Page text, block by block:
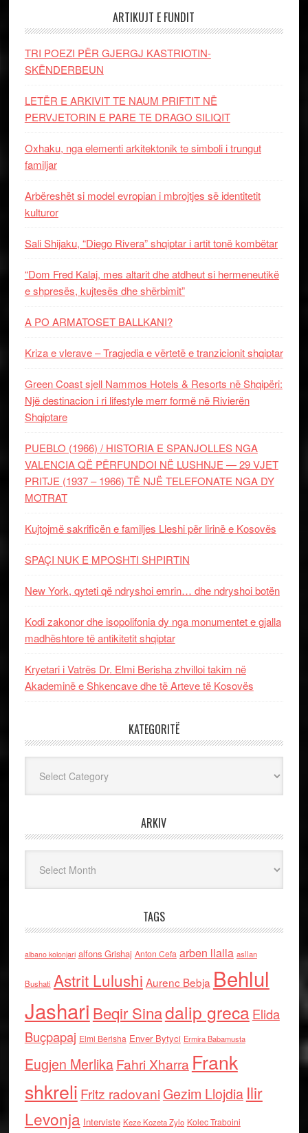
ARTIKUJT E FUNDIT
TRI POEZI PËR GJERGJ KASTRIOTIN-
SKËNDERBEUN
LETËR E ARKIVIT TE NAUM PRIFTIT NË
PERVJETORIN E PARE TE DRAGO SILIQIT
Oxhaku, nga elementi arkitektonik te simboli i trungut
familjar
Arbëreshët si model evropian i mbrojtjes së identitetit
kulturor
Sali Shijaku, “Diego Rivera” shqiptar i artit tonë kombëtar
“Dom Fred Kalaj, mes altarit dhe atdheut si hermeneutikë
e shpresës, kujtesës dhe shërbimit”
A PO ARMATOSET BALLKANI?
Kriza e vlerave – Tragjedia e vërtetë e tranzicionit shqiptar
Green Coast sjell Nammos Hotels & Resorts në Shqipëri:
Një destinacion i ri lifestyle merr formë në Rivierën
Shqiptare
PUEBLO (1966) / HISTORIA E SPANJOLLES NGA
VALENCIA QË PËRFUNDOI NË LUSHNJE — 29 VJET
PRITJE (1937 – 1966) TË NJË TELEFONATE NGA DY
MOTRAT
Kujtojmë sakrificën e familjes Lleshi për lirinë e Kosovës
SPAÇI NUK E MPOSHTI SHPIRTIN
New York, qyteti që ndryshoi emrin… dhe ndryshoi botën
Kodi zakonor dhe isopolifonia dy nga monumentet e gjalla
madhështore të antikitetit shqiptar
Kryetari i Vatrës Dr. Elmi Berisha zhvilloi takim në
Akademinë e Shkencave dhe të Arteve të Kosovës
KATEGORITË
ARKIV
TAGS
albano kolonjari alfons Grishaj Anton Cefa arben llalla asllan
Bushati Astrit Lulushi Aurenc Bebja Behlul
Jashari Beqir Sinadalip grecaElida
Buçpapaj Elmi Berisha Enver Bytyci Ermira Babamusta
Eugjen MerlikaFahri Xharra Frank
shkreli Fritz radovaniGezim Llojdia Ilir
Levonja Interviste Keze Kozeta Zylo Kolec Traboini